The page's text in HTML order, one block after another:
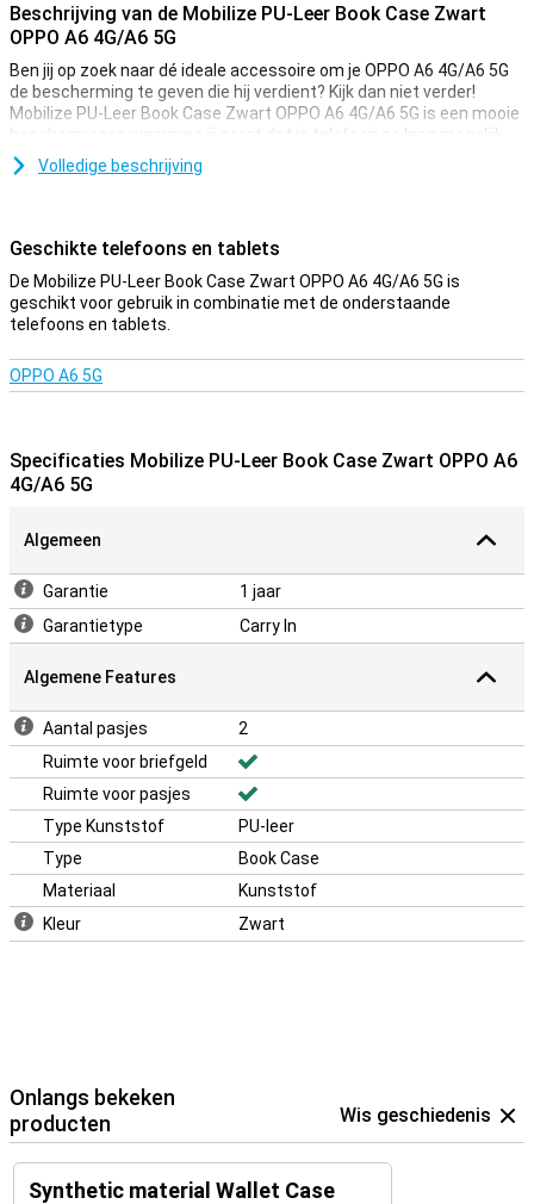
Beschrijving van de Mobilize PU-Leer Book Case Zwart
OPPO A6 4G/A6 5G
Ben jij op zoek naar dé ideale accessoire om je OPPO A6 4G/A6 5G
de bescherming te geven die hij verdient? Kijk dan niet verder!
Mobilize PU-Leer Book Case Zwart OPPO A6 4G/A6 5G is een mooie
beschermcase waarmee jij zorgt dat je telefoon zo lang mogelijk
mee gaat.
Stevig hoesje
Doordat het hoesje van kunstsleer gemaakt is, biedt dit optimale
bescherming voor je toestel. Ook gaat beschermd dit hoesje niet
in dit hoesje vindt, kun je naast je Mobilize PU-Leer Book Case
Zwart OPPO A6 4G/A6 5G ook nog eens je pinpas, briefgeld en
Volledige beschrijving
Geschikte telefoons en tablets
De Mobilize PU-Leer Book Case Zwart OPPO A6 4G/A6 5G is
geschikt voor gebruik in combinatie met de onderstaande
telefoons en tablets.
OPPO A6 5G
Specificaties Mobilize PU-Leer Book Case Zwart OPPO A6
4G/A6 5G
Algemeen
Garantie
1 jaar
Garantietype
Carry In
Algemene Features
Aantal pasjes
2
Ruimte voor briefgeld
Ruimte voor pasjes
Type Kunststof
PU-leer
Type
Book Case
Materiaal
Kunststof
Kleur
Zwart
Onlangs bekeken
producten
Wis geschiedenis
Synthetic material Wallet Case